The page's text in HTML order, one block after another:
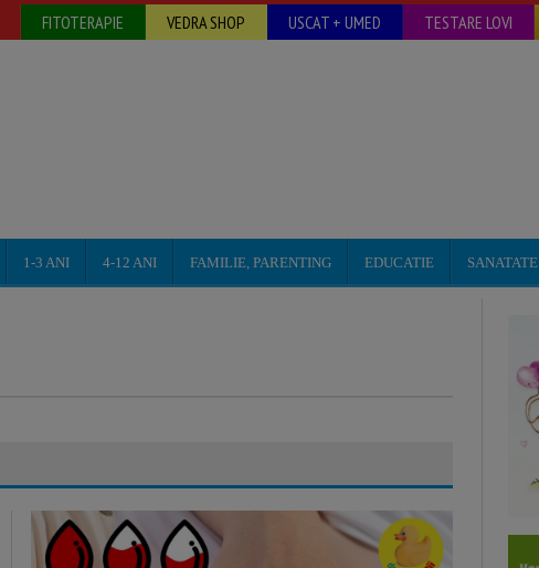
FITOTERAPIE VEDRA SHOP USCAT + UMED TESTARE LOVI
1-3 ANI 4-12 ANI FAMILIE, PARENTING EDUCATIE SANATATE